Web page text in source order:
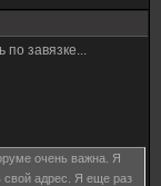
по завязке...
очень важна. Я
свой адрес. Я еще раз